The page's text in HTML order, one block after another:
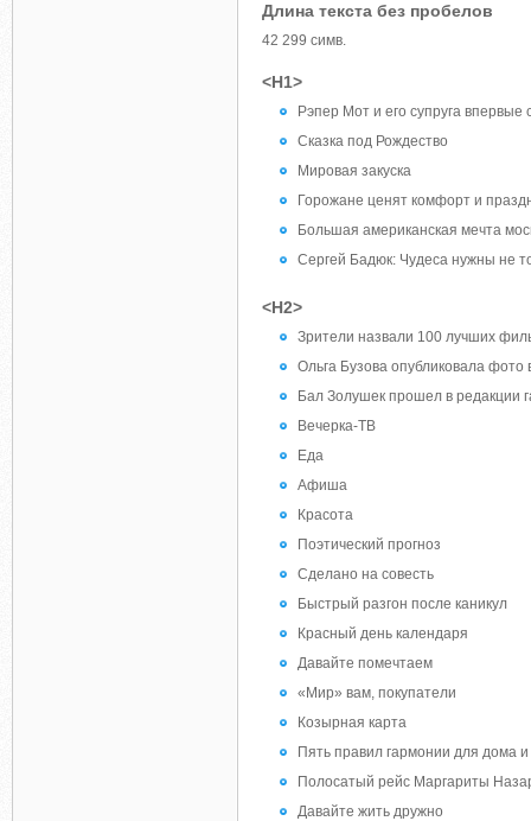
Длина текста без пробелов
42 299 симв.
<H1>
Рэпер Мот и его супруга впервые
Сказка под Рождество
Мировая закуска
Горожане ценят комфорт и
Большая американская мечта
Сергей Бадюк: Чудеса нужны не
<H2>
Зрители назвали 100 лучших
Ольга Бузова опубликовала фото
Бал Золушек прошел в редакции
Вечерка-ТВ
Еда
Афиша
Красота
Поэтический прогноз
Сделано на совесть
Быстрый разгон после каникул
Красный день календаря
Давайте помечтаем
«Мир» вам, покупатели
Козырная карта
Пять правил гармонии для дома
Полосатый рейс Маргариты
Давайте жить дружно